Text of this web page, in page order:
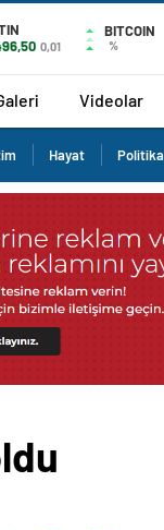
0,01
BITCOIN
%
Videolar
Hayat Politika